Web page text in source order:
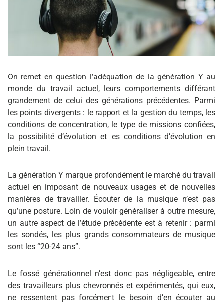
On remet en question l’adéquation de la génération Y au
monde du travail actuel, leurs comportements différant
grandement de celui des générations précédentes. Parmi
les points divergents : le rapport et la gestion du temps, les
conditions de concentration, le type de missions confiées,
la possibilité d’évolution et les conditions d’évolution en
plein travail.
La génération Y marque profondément le marché du travail
actuel en imposant de nouveaux usages et de nouvelles
manières de travailler. Écouter de la musique n’est pas
qu’une posture. Loin de vouloir généraliser à outre mesure,
un autre aspect de l’étude précédente est à retenir : parmi
les sondés, les plus grands consommateurs de musique
sont les “20-24 ans”.
Le fossé générationnel n’est donc pas négligeable, entre
des travailleurs plus chevronnés et expérimentés, qui eux,
ne ressentent pas forcément le besoin d’en écouter au